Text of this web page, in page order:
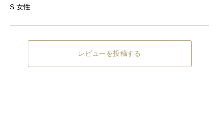
S 女性
レビューを投稿する